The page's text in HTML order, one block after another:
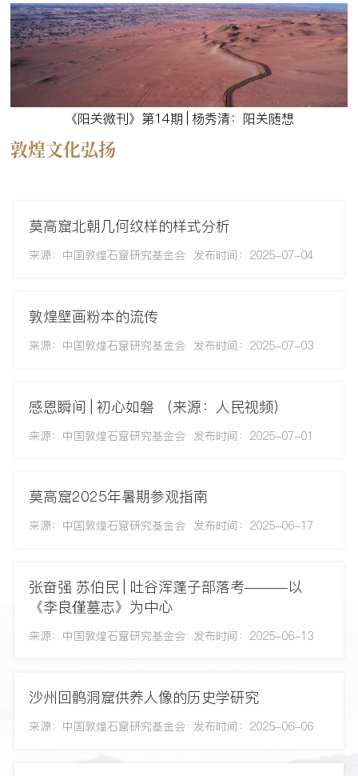
《阳关微刊》第14期 | 杨秀清：阳关随想
敦煌文化弘扬
莫高窟北朝几何纹样的样式分析
来源：中国敦煌石窟研究基金会 发布时间：2025-07-04
敦煌壁画粉本的流传
来源：中国敦煌石窟研究基金会 发布时间：2025-07-03
感恩瞬间 | 初心如磐 （来源：人民视频）
来源：中国敦煌石窟研究基金会 发布时间：2025-07-01
莫高窟2025年暑期参观指南
来源：中国敦煌石窟研究基金会 发布时间：2025-06-17
张奋强 苏伯民 | 吐谷浑蓬子部落考———以
《李良僅墓志》为中心
来源：中国敦煌石窟研究基金会 发布时间：2025-06-13
沙州回鹘洞窟供养人像的历史学研究
来源：中国敦煌石窟研究基金会 发布时间：2025-06-06